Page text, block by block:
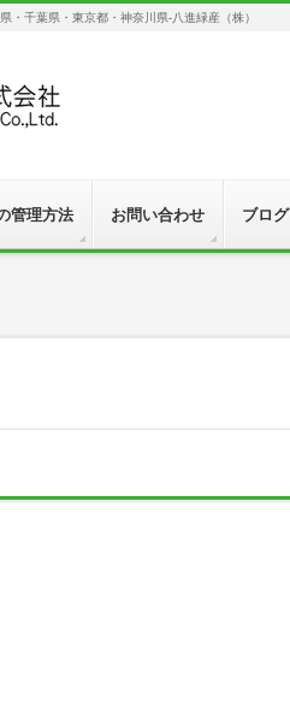
千葉県・東京都・神奈川県-八進緑産（株）
管理方法 お問い合わせ ブログ